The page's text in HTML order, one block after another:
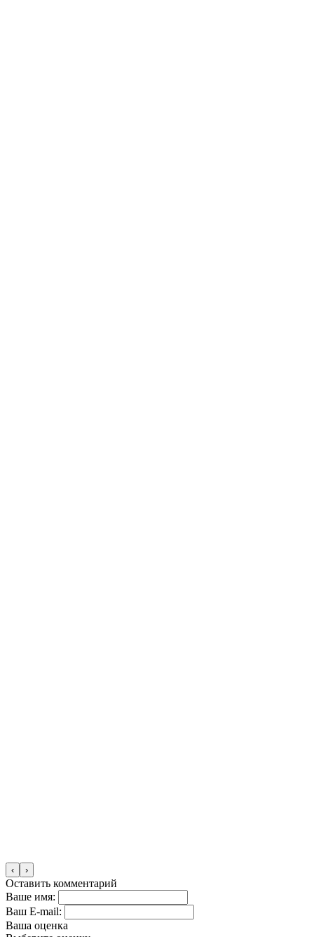
‹ ›
Оставить комментарий
Ваше имя:
Ваш E-mail:
Ваша оценка